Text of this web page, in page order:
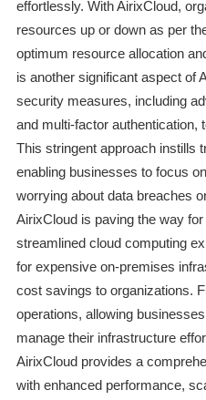
effortlessly. With AirixCloud,
resources up or down as per
optimum resource allocation
is another significant aspect of
security measures, including
and multi-factor authentication,
This stringent approach instills
enabling businesses to focus
worrying about data breaches
AirixCloud is paving the way
streamlined cloud computing
for expensive on-premises
cost savings to organizations.
operations, allowing
manage their infrastructure
AirixCloud provides a
with enhanced performance,